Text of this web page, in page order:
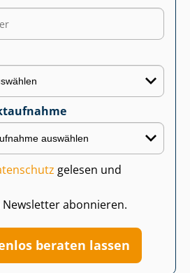
gelesen und
abonnieren.
beraten lassen